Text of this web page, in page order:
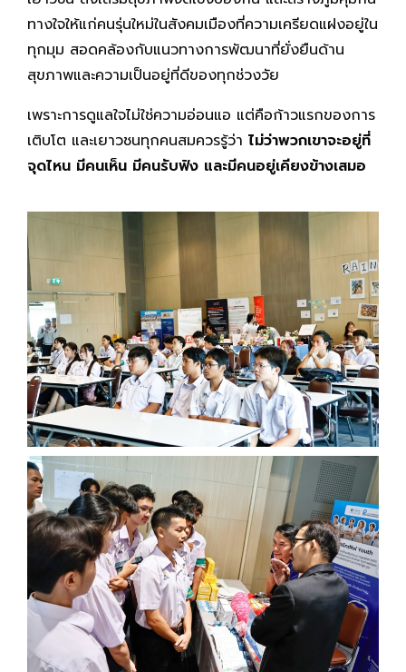
ทางใจให้แก่คนรุ่นใหม่ในสังคมเมืองที่ความเครียดแฝงอยู่ใน
ทุกมุม สอดคล้องกับแนวทางการพัฒนาที่ยั่งยืนด้าน
สุขภาพและความเป็นอยู่ที่ดีของทุกช่วงวัย
เพราะการดูแลใจไม่ใช่ความอ่อนแอ แต่คือก้าวแรกของการ
เติบโต และเยาวชนทุกคนสมควรรู้ว่า ไม่ว่าพวกเขาจะอยู่ที่
จุดไหน มีคนเห็น มีคนรับฟัง และมีคนอยู่เคียงข้างเสมอ